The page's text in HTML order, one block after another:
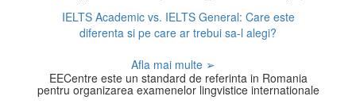
IELTS Academic vs. IELTS General: Care este
diferenta si pe care ar trebui sa-l alegi?
Afla mai multe ➢
EECentre este un standard de referinta in Romania
pentru organizarea examenelor lingvistice internationale